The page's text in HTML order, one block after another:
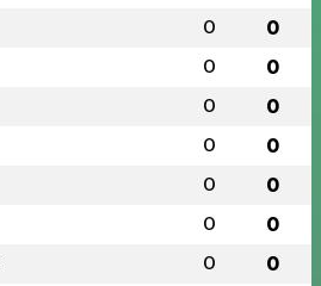
0 0
0 0
0 0
0 0
0 0
0 0
0 0